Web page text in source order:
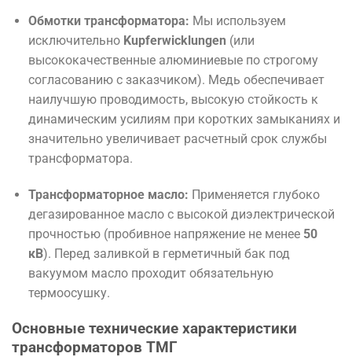
Обмотки трансформатора: Мы используем
исключительно Kupferwicklungen (или
высококачественные алюминиевые по строгому
согласованию с заказчиком). Медь обеспечивает
наилучшую проводимость, высокую стойкость к
динамическим усилиям при коротких замыканиях и
значительно увеличивает расчетный срок службы
трансформатора.
Трансформаторное масло: Применяется глубоко
дегазированное масло с высокой диэлектрической
прочностью (пробивное напряжение не менее 50
кВ). Перед заливкой в герметичный бак под
вакуумом масло проходит обязательную
термоосушку.
Основные технические характеристики
трансформаторов ТМГ